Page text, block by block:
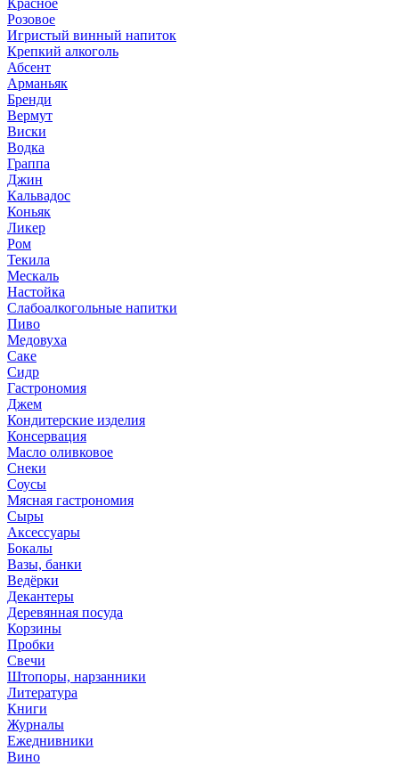
Красное
Розовое
Игристый винный напиток
Крепкий алкоголь
Абсент
Арманьяк
Бренди
Вермут
Виски
Водка
Граппа
Джин
Кальвадос
Коньяк
Ликер
Ром
Текила
Мескаль
Настойка
Слабоалкогольные напитки
Пиво
Медовуха
Саке
Сидр
Гастрономия
Джем
Кондитерские изделия
Консервация
Масло оливковое
Снеки
Соусы
Мясная гастрономия
Сыры
Аксессуары
Бокалы
Вазы, банки
Ведёрки
Декантеры
Деревянная посуда
Корзины
Пробки
Свечи
Штопоры, нарзанники
Литература
Книги
Журналы
Ежеднивники
Вино